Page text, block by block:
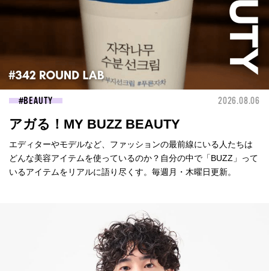
BEAUTY 2026.08.06
アガる！MY BUZZ BEAUTY
エディターやモデルなど、ファッションの最前線にいる人たちは
どんな美容アイテムを使っているのか？自分の中で「BUZZ」って
いるアイテムをリアルに語り尽くす。毎週月・木曜日更新。